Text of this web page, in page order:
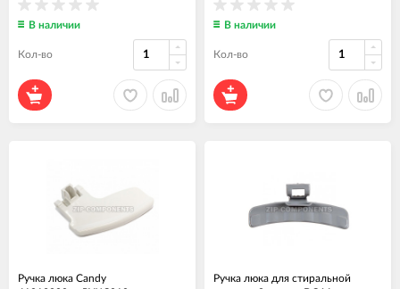
В наличии
Кол-во
В наличии
Кол-во
Ручка люка Candy
Ручка люка для стиральной